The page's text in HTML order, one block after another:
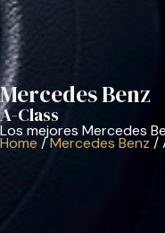
Mercedes Benz
A-Class
Los mejores Mercedes
Home /Mercedes Benz /